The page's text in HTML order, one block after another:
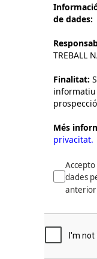
de dades:
TREBALL
Finalitat:
informatiu
Més
privacitat.
dades